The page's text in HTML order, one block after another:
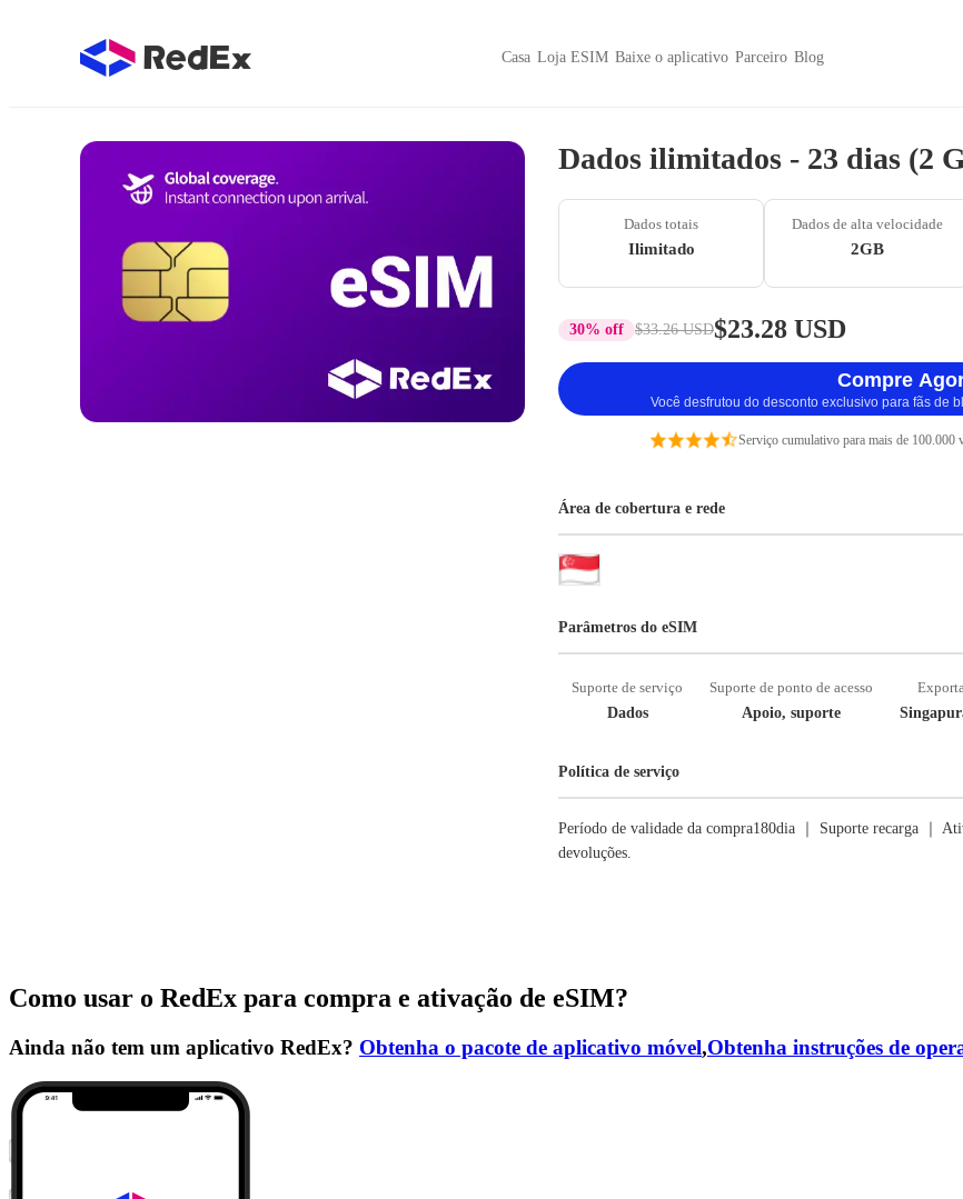
Casa Loja ESIM Baixe o aplicativo Parceiro Blog
Dados ilimitados - 23 dias (2
Dados totais
Ilimitado
Dados de alta velocidade
2GB
30% off $33.26 USD$23.28 USD
Compre
Você desfrutou do desconto exclusivo para fãs de
Serviço cumulativo para mais de 100.000
Área de cobertura e rede
Parâmetros do eSIM
Suporte de serviço
Dados
Suporte de ponto de acesso
Apoio, suporte
Política de serviço
Período de validade da compra180dia ｜ Suporte recarga ｜
devoluções.
Como usar o RedEx para compra e ativação de eSIM?
Ainda não tem um aplicativo RedEx? Obtenha o pacote de aplicativo móvel,Obtenha instruções de